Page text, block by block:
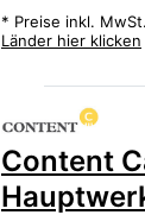
* Preise inkl.
Länder hier klicken
Content